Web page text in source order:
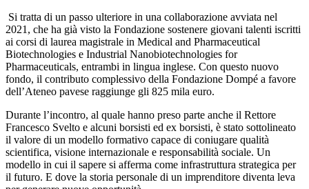
Si tratta di un passo ulteriore in una collaborazione avviata nel
2021, che ha già visto la Fondazione sostenere giovani talenti iscritti
ai corsi di laurea magistrale in Medical and Pharmaceutical
Biotechnologies e Industrial Nanobiotechnologies for
Pharmaceuticals, entrambi in lingua inglese. Con questo nuovo
fondo, il contributo complessivo della Fondazione Dompé a favore
dell’Ateneo pavese raggiunge gli 825 mila euro.
Durante l’incontro, al quale hanno preso parte anche il Rettore
Francesco Svelto e alcuni borsisti ed ex borsisti, è stato sottolineato
il valore di un modello formativo capace di coniugare qualità
scientifica, visione internazionale e responsabilità sociale. Un
modello in cui il sapere si afferma come infrastruttura strategica per
il futuro. E dove la storia personale di un imprenditore diventa leva